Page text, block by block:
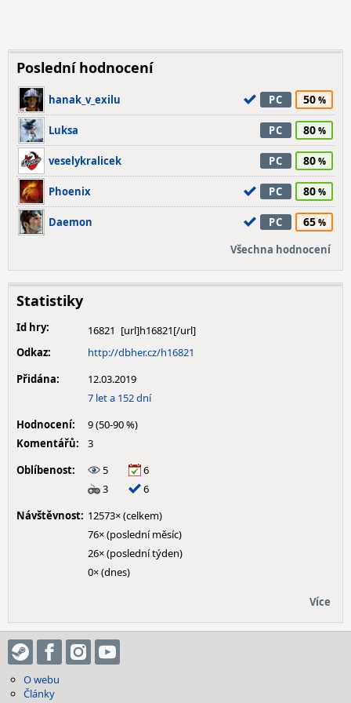
Poslední hodnocení
hanak_v_exilu PC 50
Luksa PC 80
veselykralicek PC 80
Phoenix PC 80
Daemon PC 65
Všechna hodnocení
Statistiky
Id hry:
16821
Odkaz:
http://dbher.cz/h16821
Přidána:
12.03.2019
7 let a 152 dní
Hodnocení:
9 (50-90 %)
Komentářů:
3
Oblíbenost:
5
6
3
6
Návštěvnost: 12573× (celkem)
76× (poslední měsíc)
26× (poslední týden)
0× (dnes)
Více
O webu
Články